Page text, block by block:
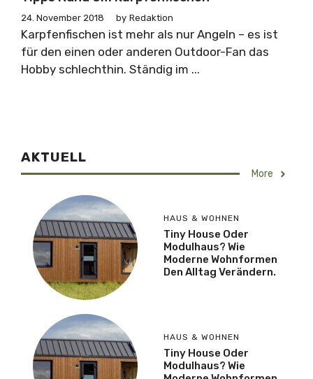
24. November 2018 by Redaktion
Karpfenfischen ist mehr als nur Angeln – es ist
für den einen oder anderen Outdoor-Fan das
Hobby schlechthin. Ständig im ...
AKTUELL
More
HAUS & WOHNEN
Tiny House Oder
Modulhaus? Wie
Moderne Wohnformen
Den Alltag Verändern.
HAUS & WOHNEN
Tiny House Oder
Modulhaus? Wie